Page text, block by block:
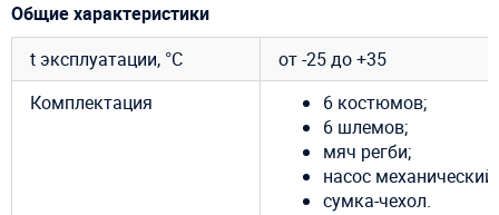
Общие характеристики
t эксплуатации, °C
от -25 до +35
Комплектация
6 костюмов;
6 шлемов;
мяч регби;
насос механический;
сумка-чехол.